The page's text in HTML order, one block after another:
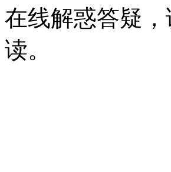
在线解惑答疑
读。